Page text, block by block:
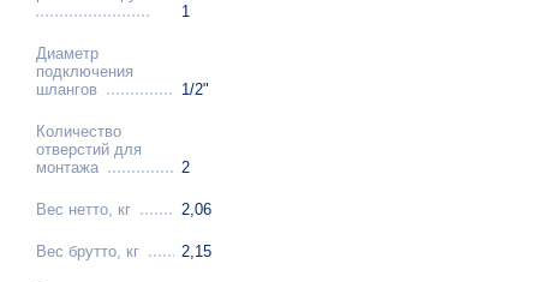
1
Диаметр
подключения
шлангов
1/2"
Количество
отверстий для
монтажа
2
Вес нетто, кг 2,06
Вес брутто, кг 2,15